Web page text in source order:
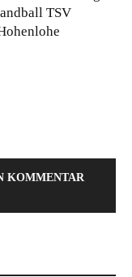
TSV
KOMMENTAR